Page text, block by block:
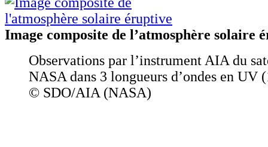
Image composite de l’atmosphère solaire
Observations par l’instrument AIA du
NASA dans 3 longueurs d’ondes en UV
© SDO/AIA (NASA)